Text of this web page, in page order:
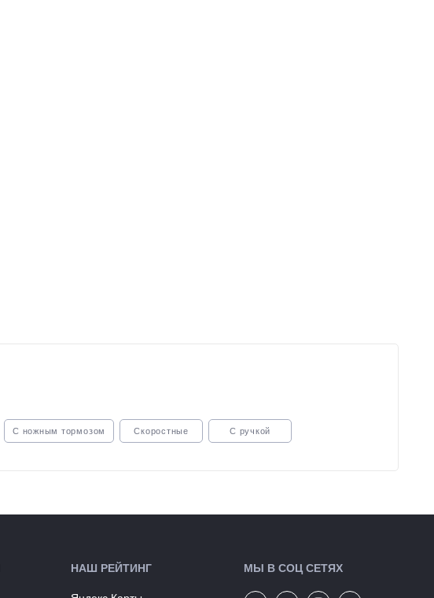
С ножным тормозом Скоростные С ручкой
НАШ РЕЙТИНГ МЫ В СОЦ СЕТЯХ